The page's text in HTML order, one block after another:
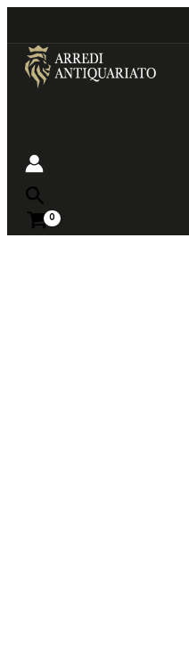
to
content
Near